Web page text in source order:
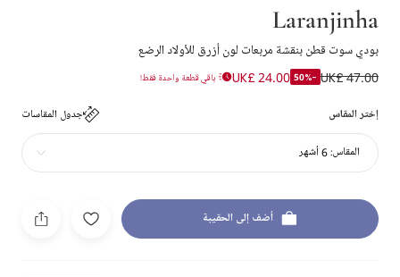
Laranjinha
بودي سوت قطن بنقشة مربعات لون أزرق للأولاد الرضع
UK£ 47.00
-50%
UK£ 24.00 باقي قطعة واحدة فقط!
إختر المقاس جدول المقاسات
المقاس:6 أشهر
أضف إلى الحقيبة